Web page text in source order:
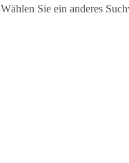
Wählen Sie ein anderes